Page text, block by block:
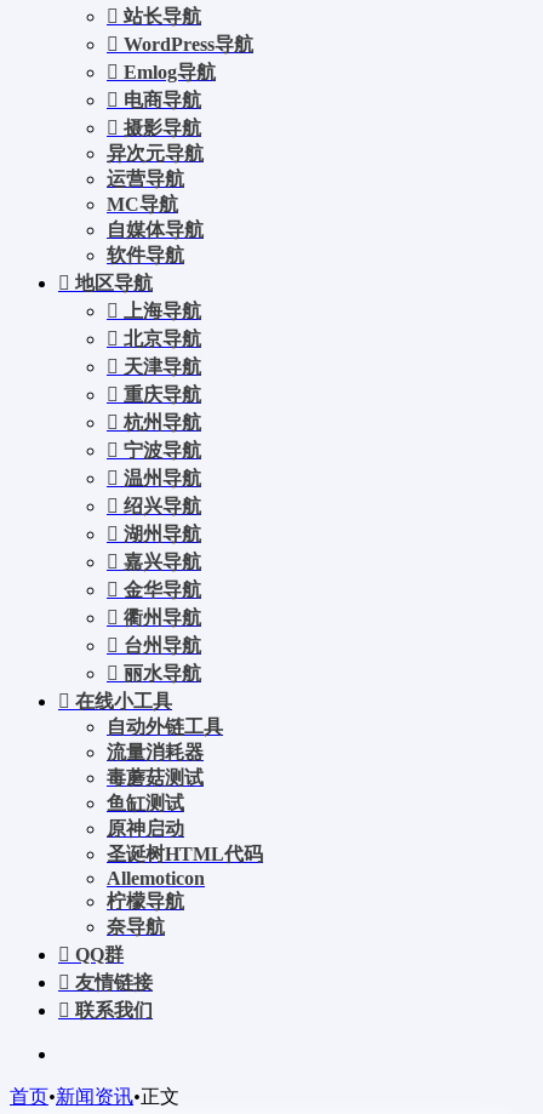
站长导航
WordPress导航
Emlog导航
电商导航
摄影导航
异次元导航
运营导航
MC导航
自媒体导航
软件导航
地区导航
上海导航
北京导航
天津导航
重庆导航
杭州导航
宁波导航
温州导航
绍兴导航
湖州导航
嘉兴导航
金华导航
衢州导航
台州导航
丽水导航
在线小工具
自动外链工具
流量消耗器
毒蘑菇测试
鱼缸测试
原神启动
圣诞树HTML代码
Allemoticon
柠檬导航
奈导航
QQ群
友情链接
联系我们
首页•新闻资讯•正文